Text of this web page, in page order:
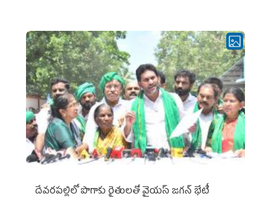
దేవరపల్లిలో పొగాకు రైతులతో వైయస్ జగన్ భేటీ